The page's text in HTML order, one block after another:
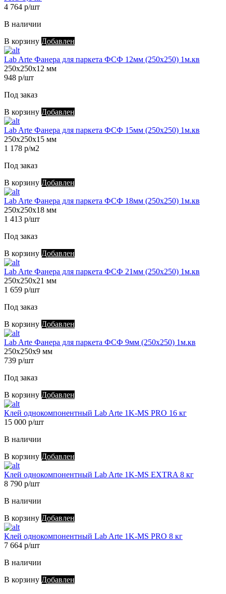
4 764 р/шт
В наличии
В корзину Добавлен
Lab Arte Фанера для паркета ФСФ 12мм (250х250) 1м.кв
250х250х12 мм
948 р/шт
Под заказ
В корзину Добавлен
Lab Arte Фанера для паркета ФСФ 15мм (250х250) 1м.кв
250х250х15 мм
1 178 р/м2
Под заказ
В корзину Добавлен
Lab Arte Фанера для паркета ФСФ 18мм (250х250) 1м.кв
250х250х18 мм
1 413 р/шт
Под заказ
В корзину Добавлен
Lab Arte Фанера для паркета ФСФ 21мм (250х250) 1м.кв
250х250х21 мм
1 659 р/шт
Под заказ
В корзину Добавлен
Lab Arte Фанера для паркета ФСФ 9мм (250х250) 1м.кв
250х250х9 мм
739 р/шт
Под заказ
В корзину Добавлен
Клей однокомпонентный Lab Arte 1K-MS PRO 16 кг
15 000 р/шт
В наличии
В корзину Добавлен
Клей однокомпонентный Lab Arte 1K-MS EXTRA 8 кг
8 790 р/шт
В наличии
В корзину Добавлен
Клей однокомпонентный Lab Arte 1K-MS PRO 8 кг
7 664 р/шт
В наличии
В корзину Добавлен